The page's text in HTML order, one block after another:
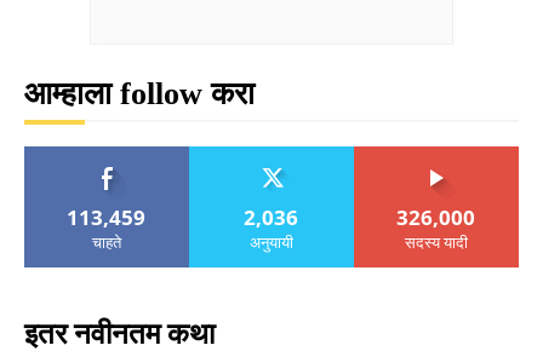
आम्हाला follow करा
113,459
चाहते
2,036
अनुयायी
326,000
सदस्य यादी
इतर नवीनतम कथा